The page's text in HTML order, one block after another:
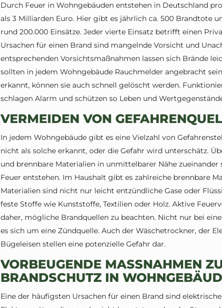
Durch Feuer in Wohngebäuden entstehen in Deutschland
als 3 Milliarden Euro. Hier gibt es jährlich ca. 500 Brandtote
rund 200.000 Einsätze. Jeder vierte Einsatz betrifft einen
Ursachen für einen Brand sind mangelnde Vorsicht und
entsprechenden Vorsichtsmaßnahmen lassen sich Brände
sollten in jedem Wohngebäude Rauchmelder angebracht
erkannt, können sie auch schnell gelöscht werden.
schlagen Alarm und schützen so Leben und
VERMEIDEN VON
In jedem Wohngebäude gibt es eine Vielzahl von
nicht als solche erkannt, oder die Gefahr wird unterschätz.
und brennbare Materialien in unmittelbarer Nähe zueinander
Feuer entstehen. Im Haushalt gibt es zahlreiche brennbare
Materialien sind nicht nur leicht entzündliche Gase oder
feste Stoffe wie Kunststoffe, Textilien oder Holz. Aktive
daher, mögliche Brandquellen zu beachten. Nicht nur bei
es sich um eine Zündquelle. Auch der Wäschetrockner, der
Bügeleisen stellen eine potenzielle Gefahr dar.
VORBEUGENDE MASSNAHMEN
RANDSCHUTZ IN
Eine der häufigsten Ursachen für einen Brand sind